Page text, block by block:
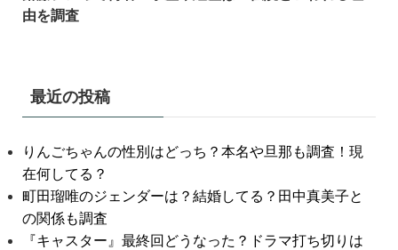
由を調査
最近の投稿
りんごちゃんの性別はどっち？本名や旦那も調査！現
在何してる？
町田瑠唯のジェンダーは？結婚してる？田中真美子と
の関係も調査
『キャスター』最終回どうなった？ドラマ打ち切りは